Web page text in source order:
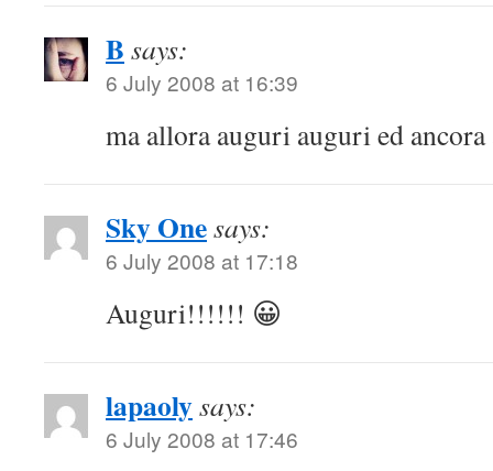
B says:
6 July 2008 at 16:39
ma allora auguri auguri ed
Sky Onesays:
6 July 2008 at 17:18
Auguri!!!!!! 😀
lapaolysays:
6 July 2008 at 17:46